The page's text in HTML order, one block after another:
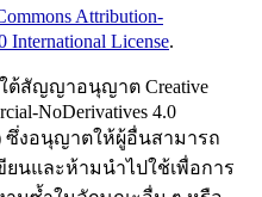
Attribution-
International License.
ต้สัญญาอนุญาต Creative
NoDerivatives 4.0
ซึ่งอนุญาตให้ผู้อื่นสามารถ
ยนและห้ามนำไปใช้เพื่อการ